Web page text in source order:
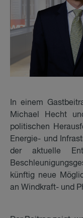
In einem
Michael Hecht
politischen
Energie- und
der aktuelle
künftig neue
an Windkraft- und